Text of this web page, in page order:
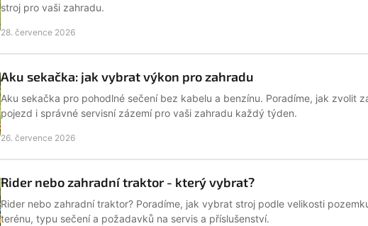
stroj pro vaši zahradu.
28. července 2026
Aku sekačka: jak vybrat výkon pro zahradu
Aku sekačka pro pohodlné sečení bez kabelu a benzínu. Poradíme, jak zvolit
pojezd i správné servisní zázemí pro vaši zahradu každý týden.
26. července 2026
Rider nebo zahradní traktor - který vybrat?
Rider nebo zahradní traktor? Poradíme, jak vybrat stroj podle velikosti
terénu, typu sečení a požadavků na servis a příslušenství.